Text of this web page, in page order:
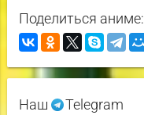
Поделиться аниме:
Наш Telegram